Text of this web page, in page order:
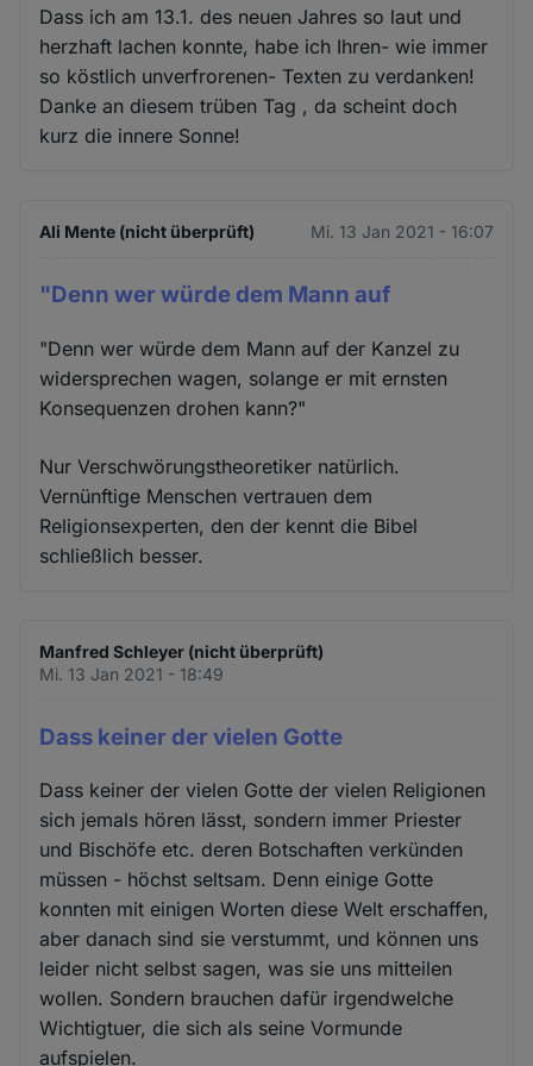
Dass ich am 13.1. des neuen Jahres so laut und
herzhaft lachen konnte, habe ich Ihren- wie immer
so köstlich unverfrorenen- Texten zu verdanken!
Danke an diesem trüben Tag , da scheint doch
kurz die innere Sonne!
Ali Mente (nicht überprüft) Mi. 13 Jan 2021 - 16:07
"Denn wer würde dem Mann auf
"Denn wer würde dem Mann auf der Kanzel zu
widersprechen wagen, solange er mit ernsten
Konsequenzen drohen kann?"
Nur Verschwörungstheoretiker natürlich.
Vernünftige Menschen vertrauen dem
Religionsexperten, den der kennt die Bibel
schließlich besser.
Manfred Schleyer (nicht überprüft)
Mi. 13 Jan 2021 - 18:49
Dass keiner der vielen Gotte
Dass keiner der vielen Gotte der vielen Religionen
sich jemals hören lässt, sondern immer Priester
und Bischöfe etc. deren Botschaften verkünden
müssen - höchst seltsam. Denn einige Gotte
konnten mit einigen Worten diese Welt erschaffen,
aber danach sind sie verstummt, und können uns
leider nicht selbst sagen, was sie uns mitteilen
wollen. Sondern brauchen dafür irgendwelche
Wichtigtuer, die sich als seine Vormunde
aufspielen.